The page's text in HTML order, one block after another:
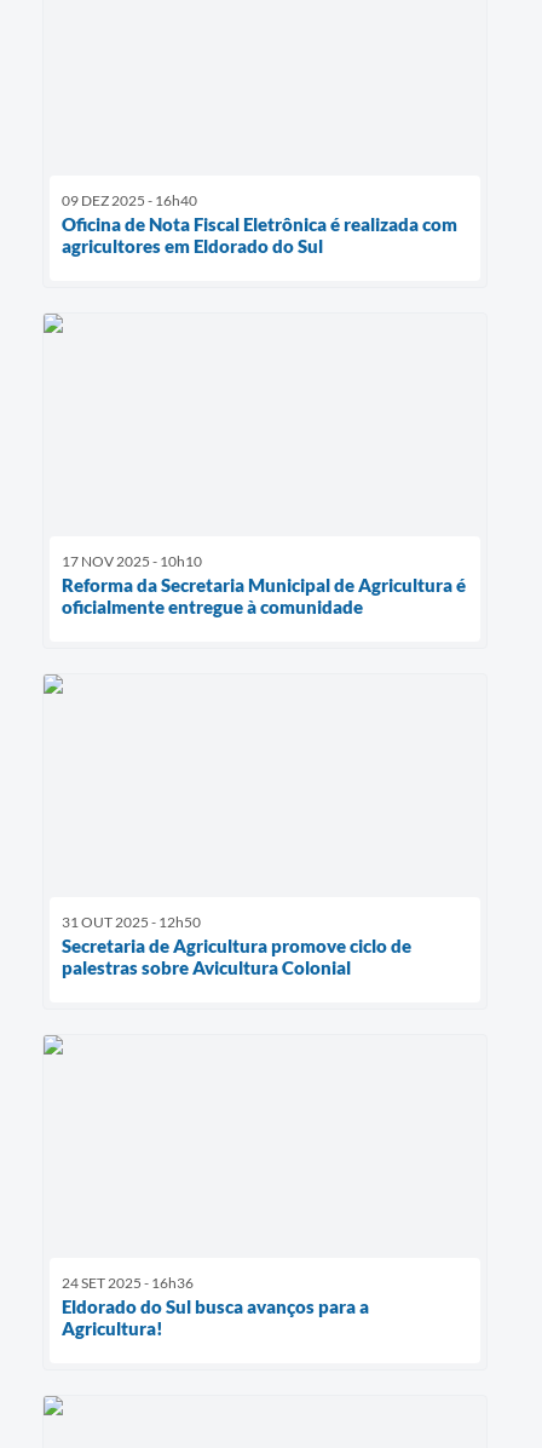
09 DEZ 2025 - 16h40
Oficina de Nota Fiscal Eletrônica é realizada com
agricultores em Eldorado do Sul
17 NOV 2025 - 10h10
Reforma da Secretaria Municipal de Agricultura é
oficialmente entregue à comunidade
31 OUT 2025 - 12h50
Secretaria de Agricultura promove ciclo de
palestras sobre Avicultura Colonial
24 SET 2025 - 16h36
Eldorado do Sul busca avanços para a
Agricultura!